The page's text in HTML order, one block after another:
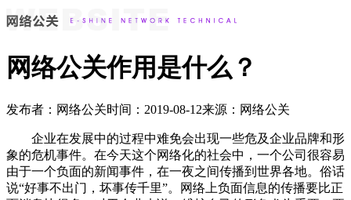
网络公关作用是什么？
发布者：网络公关时间：2019-08-12来源：网络公关
企业在发展中的过程中难免会出现一些危及企业品牌和形
象的危机事件。在今天这个网络化的社会中，一个公司很容易
由于一个负面的新闻事件，在一夜之间传播到世界各地。俗话
说“好事不出门，坏事传千里”。网络上负面信息的传播要比正